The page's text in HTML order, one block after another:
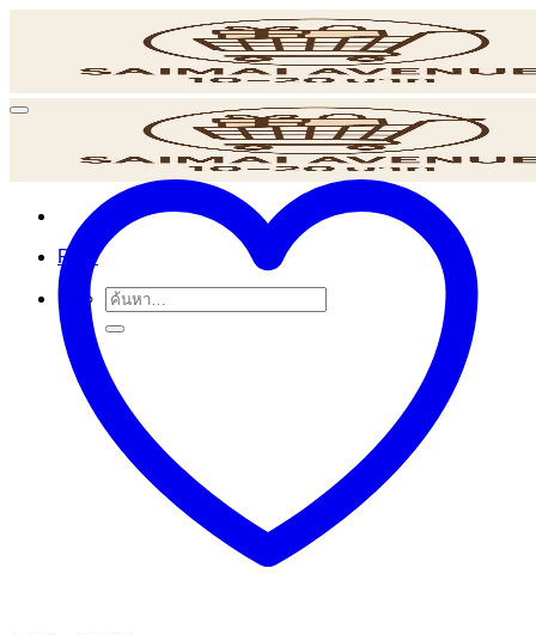
เนื้อหา
POS
ค้นหา: